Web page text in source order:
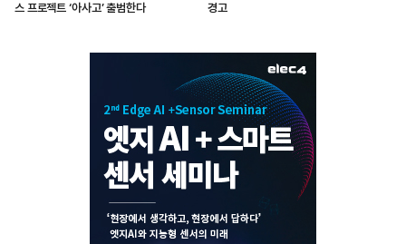
스 프로젝트 ‘아사고’ 출범한다
경고